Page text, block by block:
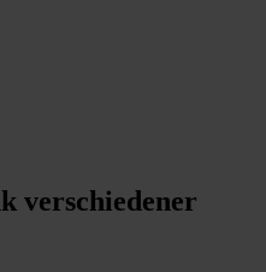
verschiedener